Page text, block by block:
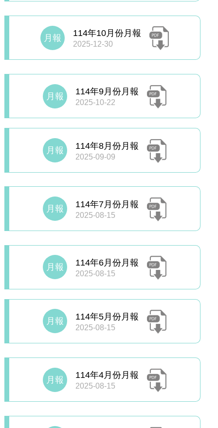
月報 114年10月份月報
2025-12-30
月報 114年9月份月報
2025-10-22
月報 114年8月份月報
2025-09-09
月報 114年7月份月報
2025-08-15
月報 114年6月份月報
2025-08-15
月報 114年5月份月報
2025-08-15
月報 114年4月份月報
2025-08-15